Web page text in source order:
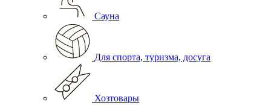
Сауна
Для спорта, туризма, досуга
Хозтовары